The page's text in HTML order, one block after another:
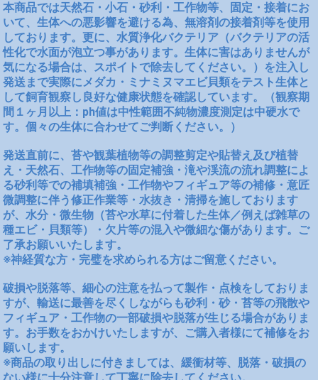
本商品では天然石・小石・砂利・工作物等、固定・接着にお
いて、生体への悪影響を避ける為、無溶剤の接着剤等を使用
しております。更に、水質浄化バクテリア（バクテリアの活
性化で水面が泡立つ事があります。生体に害はありませんが
気になる場合は、スポイトで除去してください。）を注入し
発送まで実際にメダカ・ミナミヌマエビ貝類をテスト生体と
して飼育観察し良好な健康状態を確認しています。（観察期
間１ヶ月以上：ph値は中性範囲不純物濃度測定は中硬水で
す。個々の生体に合わせてご判断ください。）
発送直前に、苔や観葉植物等の調整剪定や貼替え及び植替
え・天然石、工作物等の固定補強・滝や渓流の流れ調整によ
る砂利等での補填補強・工作物やフィギュア等の補修・意匠
微調整に伴う修正作業等・水抜き・清掃を施しております
が、水分・微生物（苔や水草に付着した生体／例えば雑草の
種エビ・貝類等）・欠片等の混入や微細な傷があります。ご
了承お願いいたします。
※神経質な方・完璧を求められる方はご留意ください。
破損や脱落等、細心の注意を払って製作・点検をしておりま
すが、輸送に最善を尽くしながらも砂利・砂・苔等の飛散や
フィギュア・工作物の一部破損や脱落が生じる場合がありま
す。お手数をおかけいたしますが、ご購入者様にて補修をお
願いします。
※商品の取り出しに付きましては、緩衝材等、脱落・破損の